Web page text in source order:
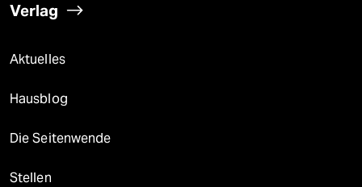
Verlag
Aktuelles
Hausblog
Die Seitenwende
Stellen